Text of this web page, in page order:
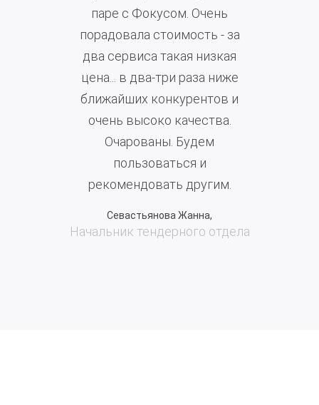
паре с Фокусом. Очень
порадовала стоимость - за
два сервиса такая низкая
цена... в два-три раза ниже
ближайших конкурентов и
очень высоко качества.
Очарованы. Будем
пользоваться и
рекомендовать другим.
Севастьянова Жанна,
Начальник тендерного отдела